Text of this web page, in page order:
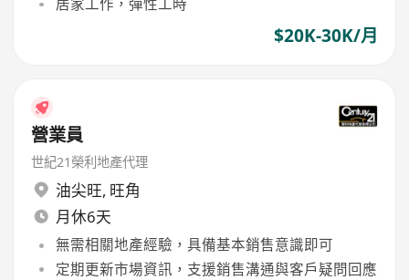
$20K-30K/月
營業員
世紀21榮利地產代理
油尖旺, 旺角
月休6天
無需相關地產經驗，具備基本銷售意識即可
定期更新市場資訊，支援銷售溝通與客戶疑問回應